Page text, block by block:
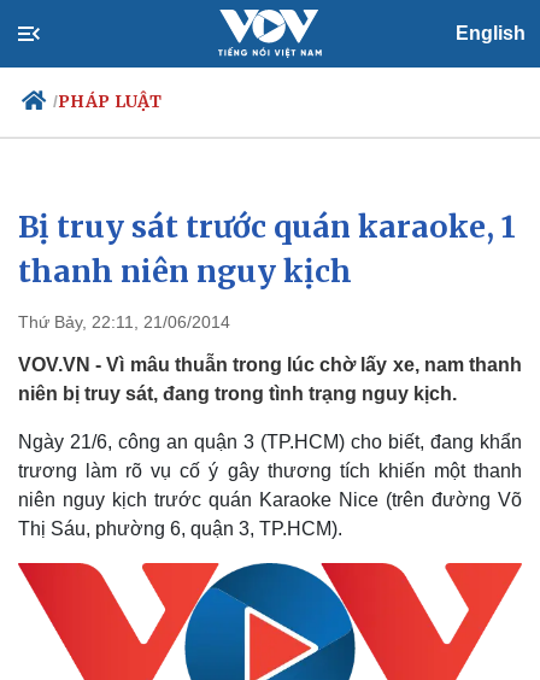
English
/PHÁP LUẬT
Chính trị
Đảng
Tổ chức nhân sự
Nhận diện sự thật
Xã hội
Tin 24h
Dự báo thời tiết
Việc làm
Biển đảo
Bị truy sát trước quán karaoke, 1
thanh niên nguy kịch
Thứ Bảy, 22:11, 21/06/2014
VOV.VN - Vì mâu thuẫn trong lúc chờ lấy xe, nam thanh
niên bị truy sát, đang trong tình trạng nguy kịch.
Ngày 21/6, công an quận 3 (TP.HCM) cho biết, đang khẩn
trương làm rõ vụ cố ý gây thương tích khiến một thanh
niên nguy kịch trước quán Karaoke Nice (trên đường Võ
Thị Sáu, phường 6, quận 3, TP.HCM).